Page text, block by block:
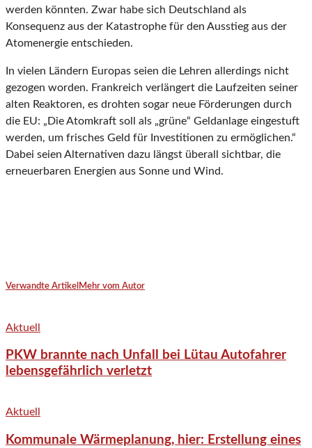
werden könnten. Zwar habe sich Deutschland als
Konsequenz aus der Katastrophe für den Ausstieg aus der
Atomenergie entschieden.
In vielen Ländern Europas seien die Lehren allerdings nicht
gezogen worden. Frankreich verlängert die Laufzeiten seiner
alten Reaktoren, es drohten sogar neue Förderungen durch
die EU: „Die Atomkraft soll als „grüne“ Geldanlage eingestuft
werden, um frisches Geld für Investitionen zu ermöglichen.“
Dabei seien Alternativen dazu längst überall sichtbar, die
erneuerbaren Energien aus Sonne und Wind.
Verwandte Artikel Mehr vom Autor
Aktuell
PKW brannte nach Unfall bei Lütau Autofahrer
lebensgefährlich verletzt
Aktuell
Kommunale Wärmeplanung, hier: Erstellung eines